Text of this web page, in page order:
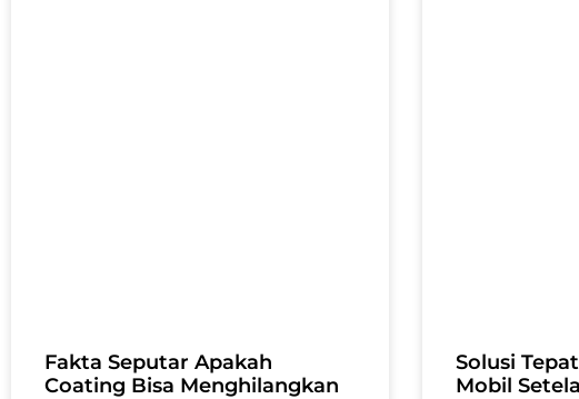
Fakta Seputar Apakah
Coating Bisa Menghilangkan
Solusi
Mobil